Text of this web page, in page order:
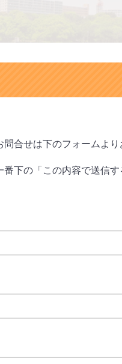
合せは下のフォームより
下の「この内容で送信